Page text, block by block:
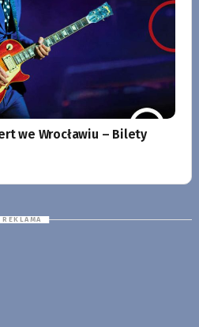
we Wrocławiu – Bilety